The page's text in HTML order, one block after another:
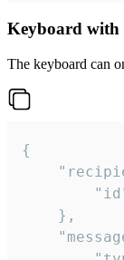
Keyboard with
The keyboard can
{